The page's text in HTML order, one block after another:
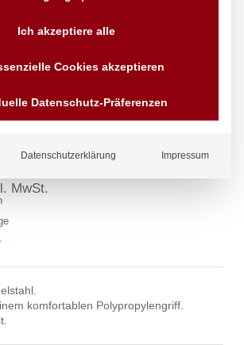
HENDI, Schwarz,
(L)180mm
MwSt.
komfortablen Polypropylengriff.
Ich akzeptiere alle
Cookies akzeptieren
Datenschutz-Präferenzen
Datenschutzerklärung Impressum